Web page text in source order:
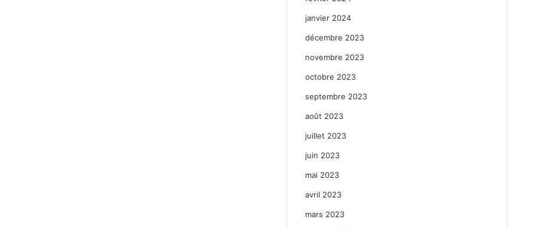
janvier 2024
décembre 2023
novembre 2023
octobre 2023
septembre 2023
août 2023
juillet 2023
juin 2023
mai 2023
avril 2023
mars 2023